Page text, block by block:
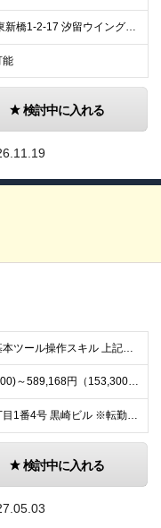
【本社】 東京都港区東新橋1-2-17 汐留ウイング13階 (変更の範囲)上記を除く当社関連勤務地
能
検討中に入れる
■Offi ce/Google系の基本ツール操作スキル 上記に加え、以下いずれかのご経験をお持ちの方 ■人材業界（人材紹介業）の業務経験者 ■サービス登録者への初期対応オペレーションの企画や改善のご
月額：378,750（98,600)～589,168円（153,300円） ・基本給（ライフプラン給基準額（※①）を含む）：月額から（ ）内の固定残業手当（※②）を除いた額 ・月45時間を超える時間外
東京都港区六本木四丁目1番4号 黒崎ビル ※転勤はありません
検討中に入れる